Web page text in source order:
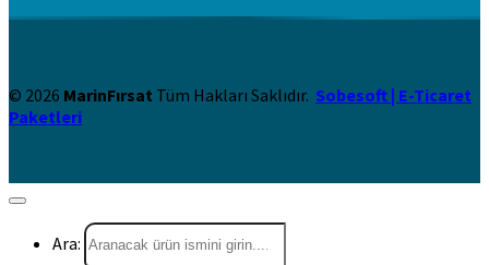
© 2026 MarinFırsat Tüm Hakları Saklıdır. Sobesoft | E-Ticaret
Paketleri
Ara: